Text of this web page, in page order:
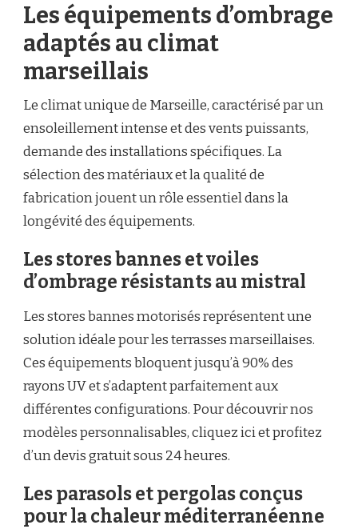
Les équipements d’ombrage
adaptés au climat
marseillais
Le climat unique de Marseille, caractérisé par un
ensoleillement intense et des vents puissants,
demande des installations spécifiques. La
sélection des matériaux et la qualité de
fabrication jouent un rôle essentiel dans la
longévité des équipements.
Les stores bannes et voiles
d’ombrage résistants au mistral
Les stores bannes motorisés représentent une
solution idéale pour les terrasses marseillaises.
Ces équipements bloquent jusqu’à 90% des
rayons UV et s’adaptent parfaitement aux
différentes configurations. Pour découvrir nos
modèles personnalisables, cliquez ici et profitez
d’un devis gratuit sous 24 heures.
Les parasols et pergolas conçus
pour la chaleur méditerranéenne